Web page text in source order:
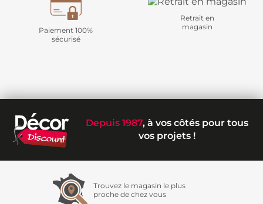
Paiement 100%
sécurisé
Retrait en
magasin
Depuis 1987, à vos côtés pour tous
vos projets !
Trouvez le magasin le plus
proche de chez vous